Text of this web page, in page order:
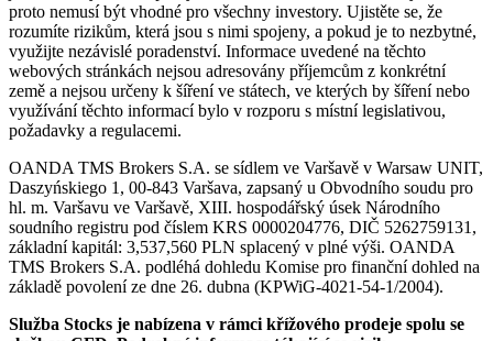
proto nemusí být vhodné pro všechny investory. Ujistěte se, že
rozumíte rizikům, která jsou s nimi spojeny, a pokud je to nezbytné,
využijte nezávislé poradenství. Informace uvedené na těchto
webových stránkách nejsou adresovány příjemcům z konkrétní
země a nejsou určeny k šíření ve státech, ve kterých by šíření nebo
využívání těchto informací bylo v rozporu s místní legislativou,
požadavky a regulacemi.
OANDA TMS Brokers S.A. se sídlem ve Varšavě v Warsaw UNIT,
Daszyńskiego 1, 00-843 Varšava, zapsaný u Obvodního soudu pro
hl. m. Varšavu ve Varšavě, XIII. hospodářský úsek Národního
soudního registru pod číslem KRS 0000204776, DIČ 5262759131,
základní kapitál: 3,537,560 PLN splacený v plné výši. OANDA
TMS Brokers S.A. podléhá dohledu Komise pro finanční dohled na
základě povolení ze dne 26. dubna (KPWiG-4021-54-1/2004).
Služba Stocks je nabízena v rámci křížového prodeje spolu se